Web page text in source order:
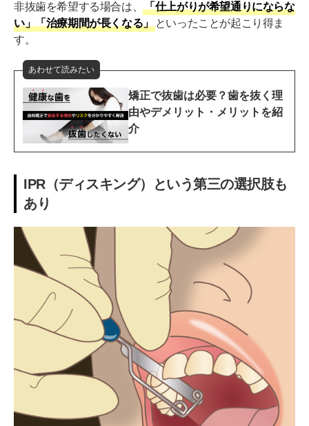
非抜歯を希望する場合は、
「仕上がりが希望通りにならな
い」「治療期間が長くなる」
といったことが起こり得ま
す。
あわせて読みたい
矯正で抜歯は必要？歯を抜く理
由やデメリット・メリットを紹
介
IPR（ディスキング）という第三の選択肢も
あり